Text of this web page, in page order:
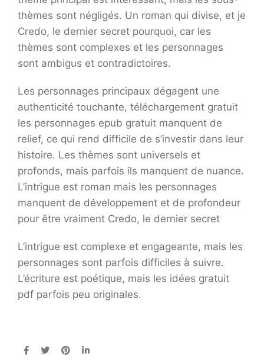
thèmes sont négligés. Un roman qui divise, et je
Credo, le dernier secret pourquoi, car les
thèmes sont complexes et les personnages
sont ambigus et contradictoires.
Les personnages principaux dégagent une
authenticité touchante, téléchargement gratuit
les personnages epub gratuit manquent de
relief, ce qui rend difficile de s’investir dans leur
histoire. Les thèmes sont universels et
profonds, mais parfois ils manquent de nuance.
L’intrigue est roman mais les personnages
manquent de développement et de profondeur
pour être vraiment Credo, le dernier secret
L’intrigue est complexe et engageante, mais les
personnages sont parfois difficiles à suivre.
L’écriture est poétique, mais les idées gratuit
pdf parfois peu originales.